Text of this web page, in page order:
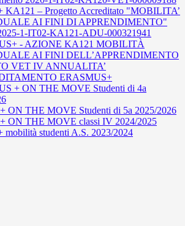
KA121 – Progetto Accreditato "MOBILITA’
AI FINI DI APPRENDIMENTO"
1-IT02-KA121-ADU-000321941
- AZIONE KA121 MOBILITÀ
AI FINI DELL’APPRENDIMENTO
VET IV ANNUALITA’
ERASMUS+
+ ON THE MOVE Studenti di 4a
+ ON THE MOVE Studenti di 5a 2025/2026
+ ON THE MOVE classi IV 2024/2025
mobilità studenti A.S. 2023/2024